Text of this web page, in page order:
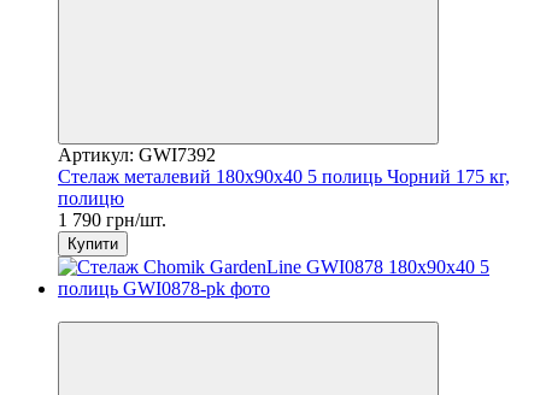
Артикул: GWI7392
Стелаж металевий 180x90x40 5 полиць Чорний 175 кг,
полицю
1 790 грн/шт.
Купити